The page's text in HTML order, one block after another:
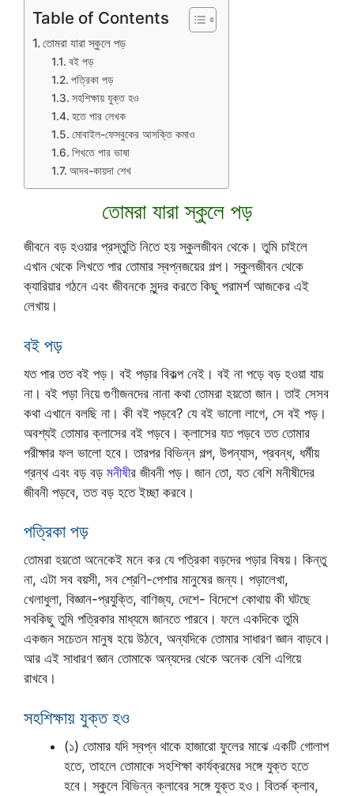
Table of Contents
তোমরা যারা স্কুলে পড়
বই পড়
পত্রিকা পড়
সহশিক্ষায় যুক্ত হও
হতে পার লেখক
মোবাইল-ফেসবুকের আসক্তি কমাও
শিখতে পার ভাষা
আদব-কায়দা শেখ
তোমরা যারা স্কুলে পড়
জীবনে বড় হওয়ার প্রস্তুতি নিতে হয় স্কুলজীবন থেকে। তুমি চাইলে
এখান থেকে লিখতে পার তোমার স্বপ্নজয়ের গল্প। স্কুলজীবন থেকে
ক্যারিয়ার গঠনে এবং জীবনকে সুন্দর করতে কিছু পরামর্শ আজকের এই
লেখায়।
বই পড়
যত পার তত বই পড়। বই পড়ার বিকল্প নেই। বই না পড়ে বড় হওয়া যায়
না। বই পড়া নিয়ে গুণীজনদের নানা কথা তোমরা হয়তো জান। তাই সেসব
কথা এখানে বলছি না। কী বই পড়বে? যে বই ভালো লাগে, সে বই পড়।
অবশ্যই তোমার ক্লাসের বই পড়বে। ক্লাসের যত পড়বে তত তোমার
পরীক্ষার ফল ভালো হবে। তারপর বিভিন্ন গল্প, উপন্যাস, প্রবন্ধ, ধর্মীয়
গ্রন্থ এবং বড় বড় মনীষীর জীবনী পড়। জান তো, যত বেশি মনীষীদের
জীবনী পড়বে, তত বড় হতে ইচ্ছা করবে।
পত্রিকা পড়
তোমরা হয়তো অনেকেই মনে কর যে পত্রিকা বড়দের পড়ার বিষয়। কিন্তু
না, এটা সব বয়সী, সব শ্রেণি-পেশার মানুষের জন্য। পড়ালেখা,
খেলাধুলা, বিজ্ঞান-প্রযুক্তি, বাণিজ্য, দেশে- বিদেশে কোথায় কী ঘটছে
সবকিছু তুমি পত্রিকার মাধ্যমে জানতে পারবে। ফলে একদিকে তুমি
একজন সচেতন মানুষ হয়ে উঠবে, অন্যদিকে তোমার সাধারণ জ্ঞান বাড়বে।
আর এই সাধারণ জ্ঞান তোমাকে অন্যদের থেকে অনেক বেশি এগিয়ে
রাখবে।
সহশিক্ষায় যুক্ত হও
(১) তোমার যদি স্বপ্ন থাকে হাজারো ফুলের মাঝে একটি গোলাপ
হতে, তাহলে তোমাকে সহশিক্ষা কার্যক্রমের সঙ্গে যুক্ত হতে
হবে। স্কুলে বিভিন্ন ক্লাবের সঙ্গে যুক্ত হও। বিতর্ক ক্লাব,